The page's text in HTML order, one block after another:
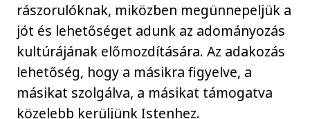
rászorulóknak, miközben megünnepeljük a
jót és lehetőséget adunk az adományozás
kultúrájának előmozdítására. Az adakozás
lehetőség, hogy a másikra figyelve, a
másikat szolgálva, a másikat támogatva
közelebb kerüljünk Istenhez.